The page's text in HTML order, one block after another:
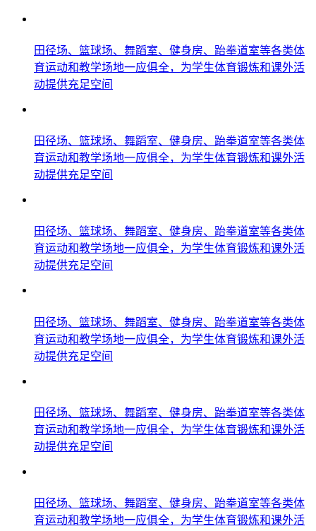
田径场、篮球场、舞蹈室、健身房、跆拳道室等各类体
育运动和教学场地一应俱全，为学生体育锻炼和课外活
动提供充足空间
田径场、篮球场、舞蹈室、健身房、跆拳道室等各类体
育运动和教学场地一应俱全，为学生体育锻炼和课外活
动提供充足空间
田径场、篮球场、舞蹈室、健身房、跆拳道室等各类体
育运动和教学场地一应俱全，为学生体育锻炼和课外活
动提供充足空间
田径场、篮球场、舞蹈室、健身房、跆拳道室等各类体
育运动和教学场地一应俱全，为学生体育锻炼和课外活
动提供充足空间
田径场、篮球场、舞蹈室、健身房、跆拳道室等各类体
育运动和教学场地一应俱全，为学生体育锻炼和课外活
动提供充足空间
田径场、篮球场、舞蹈室、健身房、跆拳道室等各类体
育运动和教学场地一应俱全，为学生体育锻炼和课外活